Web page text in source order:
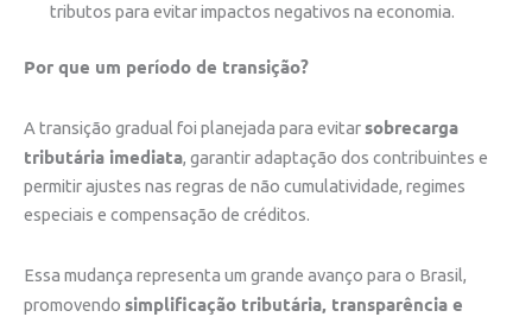
tributos para evitar impactos negativos na economia.
Por que um período de transição?
A transição gradual foi planejada para evitarsobrecarga
tributária imediata, garantir adaptação dos contribuintes e
permitir ajustes nas regras de não cumulatividade, regimes
especiais e compensação de créditos.
Essa mudança representa um grande avanço para o Brasil,
promovendo simplificação tributária, transparência e